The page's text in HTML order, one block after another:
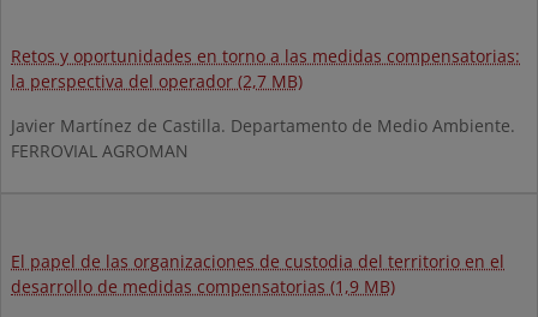
Retos y oportunidades en torno a las medidas compensatorias:
la perspectiva del operador (2,7 MB)
Javier Martínez de Castilla. Departamento de Medio Ambiente.
FERROVIAL AGROMAN
El papel de las organizaciones de custodia del territorio en el
desarrollo de medidas compensatorias (1,9 MB)